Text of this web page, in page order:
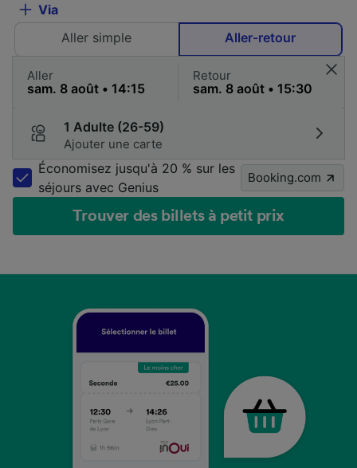
Via
Aller simple
Aller-retour
Aller Retour
1 Adulte (26-59)
Ajouter une carte
Économisez jusqu'à 20 % sur les
séjours avec Genius
Booking.com
Trouver des billets à petit prix